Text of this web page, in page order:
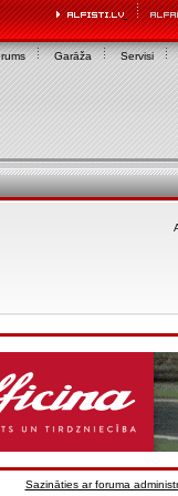
Garāža Servisi
Sazināties ar foruma